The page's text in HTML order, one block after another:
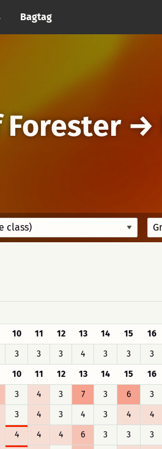
Bagtag
Forester→
10 11 12 13 14 15 16
3 3 3 4 3 3 3
10 11 12 13 14 15 16
3 4 3 7 3 6 3
3 4 3 4 3 4 4
4 4 4 6 3 3 3